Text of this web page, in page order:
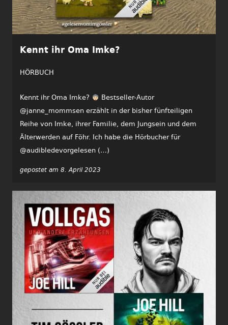
Kennt ihr Oma Imke?
HÖRBUCH
Kennt ihr Oma Imke?
Bestseller-Autor
@janne_mommsen erzählt in der bisher fünfteiligen
Reihe von Imke, ihrer Familie, dem Jungsein und dem
Älterwerden auf Föhr. Ich habe die Hörbucher für
@audibledevorgelesen (…)
gepostet am 8. April 2023